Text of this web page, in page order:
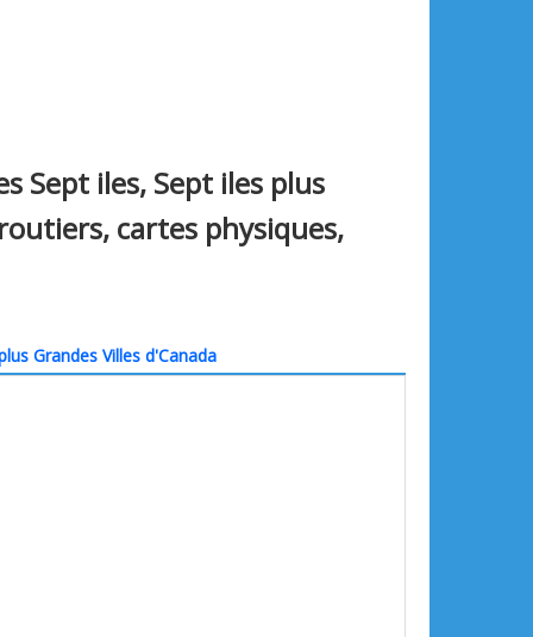
Sept iles, Sept iles plus
cartes physiques,
Grandes Villes d'Canada